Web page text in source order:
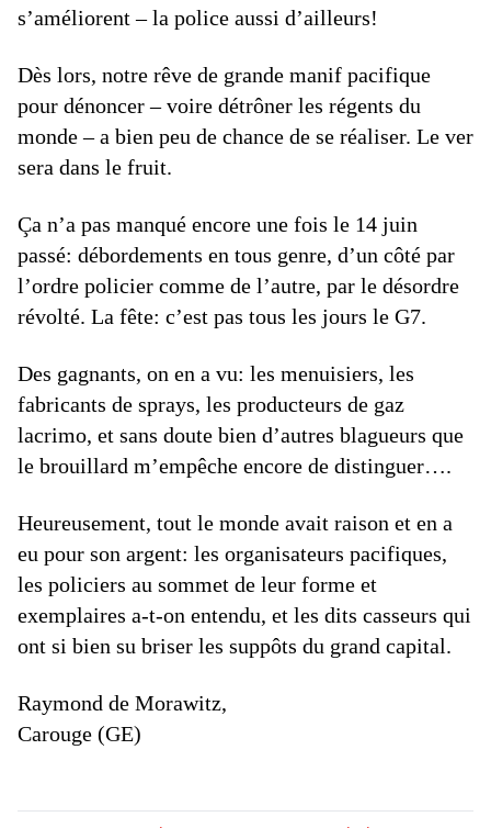
s’améliorent – la police aussi d’ailleurs!
Dès lors, notre rêve de grande manif pacifique
pour dénoncer – voire détrôner les régents du
monde – a bien peu de chance de se réaliser. Le ver
sera dans le fruit.
Ça n’a pas manqué encore une fois le 14 juin
passé: débordements en tous genre, d’un côté par
l’ordre policier comme de l’autre, par le désordre
révolté. La fête: c’est pas tous les jours le G7.
Des gagnants, on en a vu: les menuisiers, les
fabricants de sprays, les producteurs de gaz
lacrimo, et sans doute bien d’autres blagueurs que
le brouillard m’empêche encore de distinguer….
Heureusement, tout le monde avait raison et en a
eu pour son argent: les organisateurs pacifiques,
les policiers au sommet de leur forme et
exemplaires a-t-on entendu, et les dits casseurs qui
ont si bien su briser les suppôts du grand capital.
Raymond de Morawitz,
Carouge (GE)